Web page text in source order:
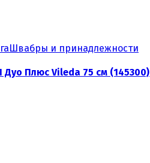
Швабры и принадлежности
Плюс Vileda 75 см (145300)